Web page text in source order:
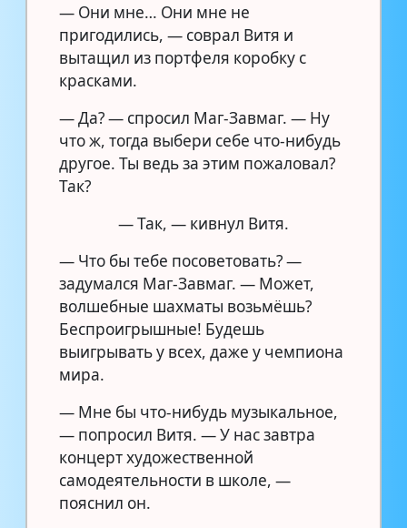
— Они мне… Они мне не
пригодились, — соврал Витя и
вытащил из портфеля коробку с
красками.
— Да? — спросил Маг-Завмаг. — Ну
что ж, тогда выбери себе что-нибудь
другое. Ты ведь за этим пожаловал?
Так?
— Так, — кивнул Витя.
— Что бы тебе посоветовать? —
задумался Маг-Завмаг. — Может,
волшебные шахматы возьмёшь?
Беспроигрышные! Будешь
выигрывать у всех, даже у чемпиона
мира.
— Мне бы что-нибудь музыкальное,
— попросил Витя. — У нас завтра
концерт художественной
самодеятельности в школе, —
пояснил он.